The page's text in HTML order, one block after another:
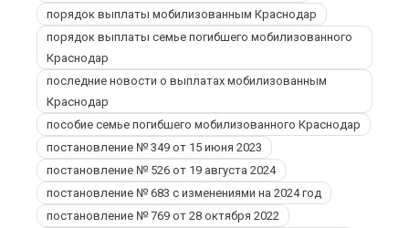
порядок выплаты мобилизованным Краснодар
порядок выплаты семье погибшего мобилизованного
Краснодар
последние новости о выплатах мобилизованным
Краснодар
пособие семье погибшего мобилизованного Краснодар
постановление № 349 от 15 июня 2023
постановление № 526 от 19 августа 2024
постановление № 683 с изменениями на 2024 год
постановление № 769 от 28 октября 2022